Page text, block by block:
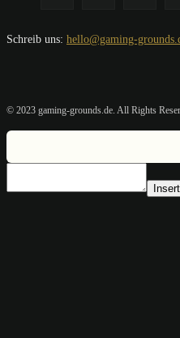
Schreib uns: hello@gaming-
© 2023 gaming-grounds.de. All Rights
Insert